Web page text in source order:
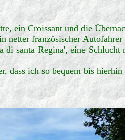
ein Croissant und die
französischer
santa Regina', eine
dass ich so bequem bis